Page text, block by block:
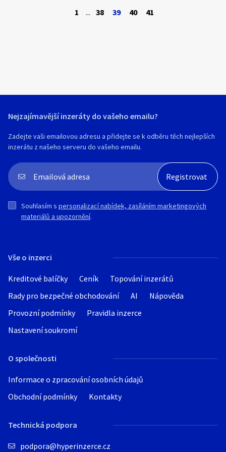
nekuřačka, ŘP B. Praha.
1 ... 38 39 40 41
Vše o inzerci
Kreditové balíčky Ceník
Topování inzerátů
Rady pro bezpečné obchodování
AI
Nápověda
Provozní podmínky
Pravidla inzerce
Nastavení soukromí
O společnosti
Informace o zpracování osobních údajů
Obchodní podmínky
Kontakty
Technická podpora
podpora@hyperinzerce.cz
Nejzajímavější inzeráty do vašeho emailu?
Zadejte vaši emailovou adresu a přidejte se k odběru těch nejlepších
inzerátu z našeho serveru do vašeho emailu.
Souhlasím s personalizací nabídek, zasíláním marketingových
materiálů a upozornění.